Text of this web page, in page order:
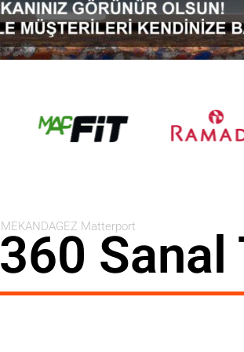
MEKANDAGEZ MatterportSanal